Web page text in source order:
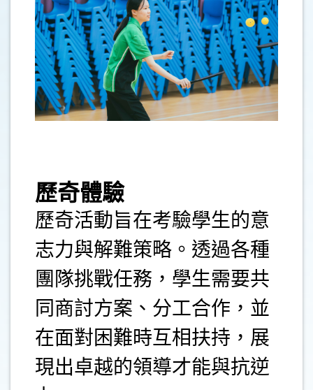
歷奇體驗
歷奇活動旨在考驗學生的意
志力與解難策略。透過各種
團隊挑戰任務，學生需要共
同商討方案、分工合作，並
在面對困難時互相扶持，展
現出卓越的領導才能與抗逆